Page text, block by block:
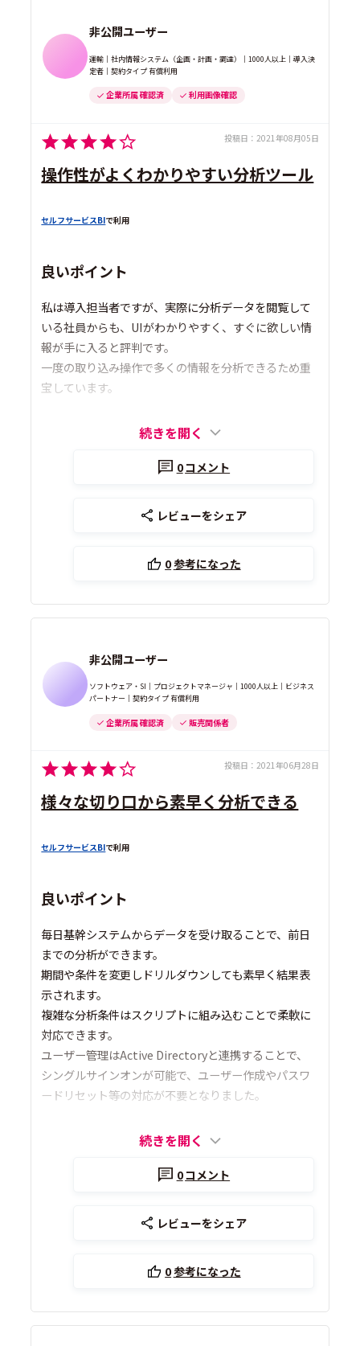
非公開ユーザー
運輸｜社内情報システム（企画・計画・調達）｜1000人以上｜導入決
定者｜契約タイプ 有償利用
企業所属 確認済 利用画像確認
投稿日： 2021年08月05日
操作性がよくわかりやすい分析ツール
セルフサービスBIで利用
良いポイント
私は導入担当者ですが、実際に分析データを閲覧して
いる社員からも、UIがわかりやすく、すぐに欲しい情
報が手に入ると評判です。
一度の取り込み操作で多くの情報を分析できるため重
宝しています。
続きを開く
0コメント
レビューをシェア
0参考になった
非公開ユーザー
ソフトウェア・SI｜プロジェクトマネージャ｜1000人以上｜ビジネス
パートナー｜契約タイプ 有償利用
企業所属 確認済 販売関係者
投稿日： 2021年06月28日
様々な切り口から素早く分析できる
セルフサービスBIで利用
良いポイント
毎日基幹システムからデータを受け取ることで、前日
までの分析ができます。
期間や条件を変更しドリルダウンしても素早く結果表
示されます。
複雑な分析条件はスクリプトに組み込むことで柔軟に
対応できます。
ユーザー管理はActive Directoryと連携することで、
シングルサインオンが可能で、ユーザー作成やパスワ
ードリセット等の対応が不要となりました。
続きを開く
0コメント
レビューをシェア
0参考になった